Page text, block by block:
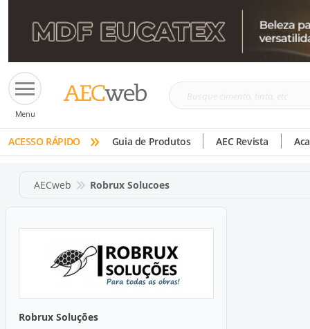
Menu
Busque
tinta,
etc
ACESSO RÁPIDO » Guia de Produtos AEC Revista
AECweb Robrux Solucoes
Robrux Soluções